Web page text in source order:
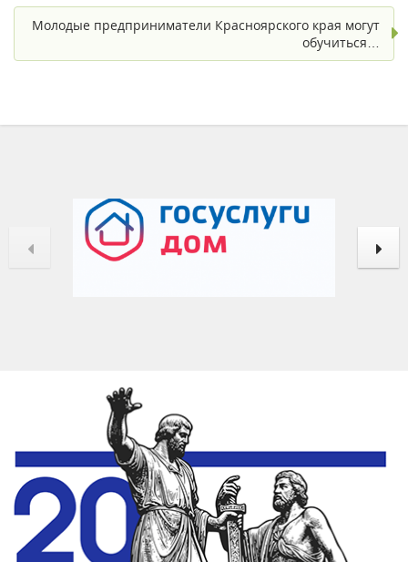
Молодые предприниматели Красноярского края могут
обучиться…